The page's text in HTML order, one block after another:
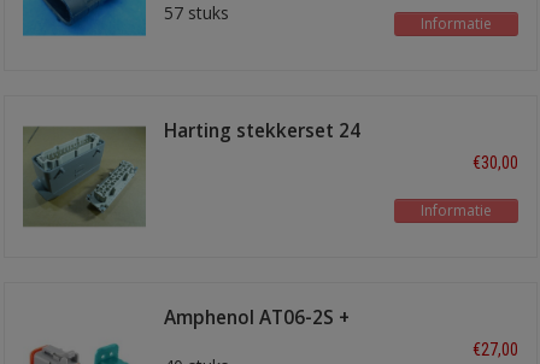
57 stuks Informatie
Harting stekkerset 24
€30,00
Informatie
Amphenol AT06-2S +
wedge lock
€27,00